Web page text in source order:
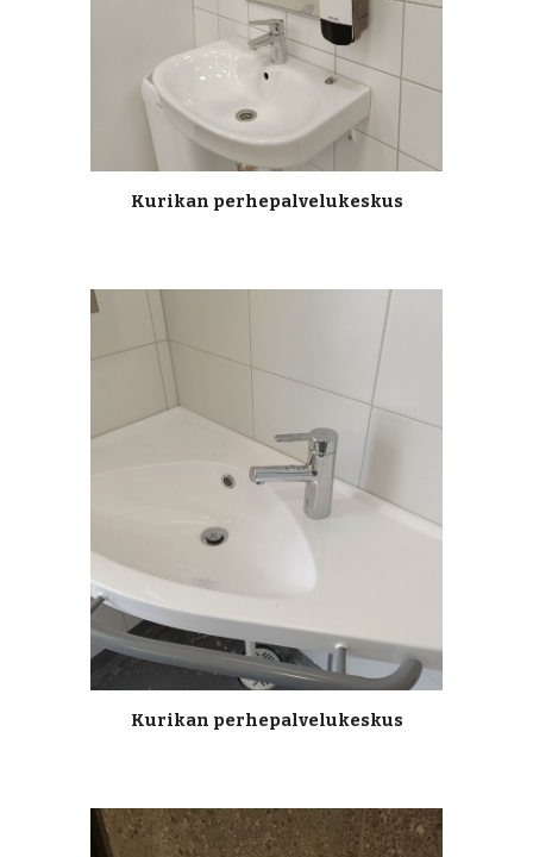
Kurikan perhepalvelukeskus
Kurikan perhepalvelukeskus